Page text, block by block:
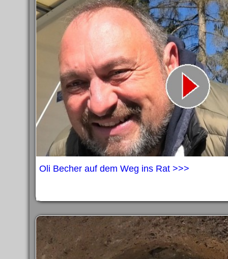
Oli Becher auf dem Weg ins Rat >>>